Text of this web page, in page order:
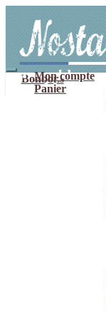
navigation
contenu
Mon compte
Panier
Bonbons